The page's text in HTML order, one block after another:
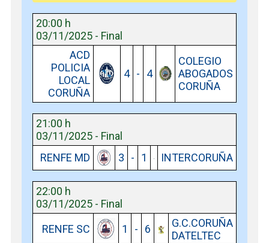
20:00 h
03/11/2025 - Final
ACD
POLICIA
LOCAL
CORUÑA
4 - 4
COLEGIO
ABOGADOS
CORUÑA
21:00 h
03/11/2025 - Final
RENFE MD
3 - 1 INTERCORUÑA
22:00 h
03/11/2025 - Final
RENFE SC
1 - 6
G.C.CORUÑA
DATELTEC